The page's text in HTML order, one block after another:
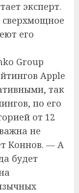
эксперт.
его
Group
Apple
так
по его
от 12
не
Коннов. — А
будет